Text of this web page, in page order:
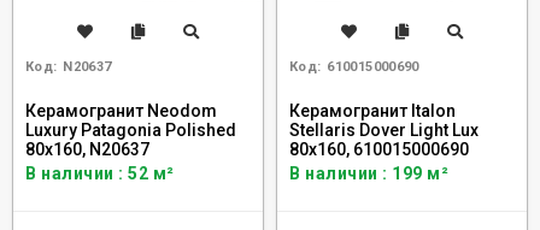
Код: N20637
Керамогранит Neodom
Luxury Patagonia Polished
80x160, N20637
В наличии : 52 м²
Код: 610015000690
Керамогранит Italon
Stellaris Dover Light Lux
80x160, 610015000690
В наличии : 199 м²